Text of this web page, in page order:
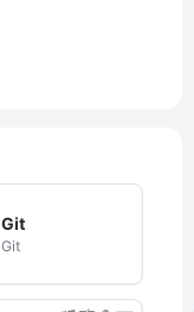
Git
Git